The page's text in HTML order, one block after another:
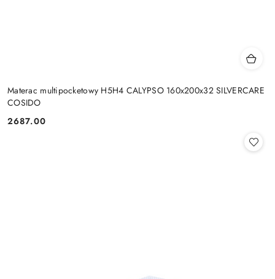
Materac multipocketowy H5H4 CALYPSO 160x200x32 SILVERCARE
COSIDO
Cena:
2687.00